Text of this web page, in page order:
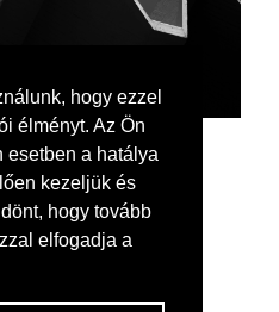
hogy ezzel
élményt. Az Ön
esetben a hatálya
kezeljük és
hogy tovább
elfogadja a